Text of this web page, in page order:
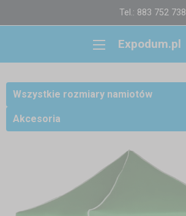
Tel.: 883 752 738
Expodum.pl
Wszystkie rozmiary namiotów
Akcesoria